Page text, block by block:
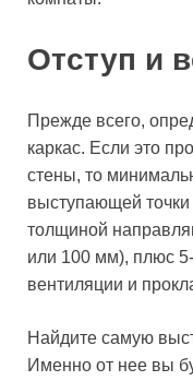
Отступ и
Прежде всего,
каркас. Если это
стены, то
выступающей точки
толщиной
или 100 мм), плюс
вентиляции и
Найдите самую
Именно от нее вы